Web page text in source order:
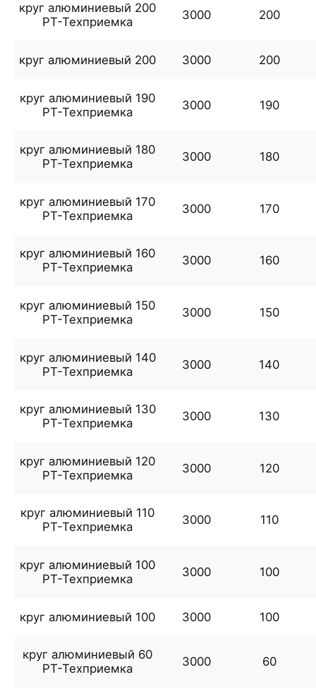
круг алюминиевый 200
РТ-Техприемка
3000 200
круг алюминиевый 200 3000 200
круг алюминиевый 190
РТ-Техприемка
3000 190
круг алюминиевый 180
РТ-Техприемка
3000 180
круг алюминиевый 170
РТ-Техприемка
3000 170
круг алюминиевый 160
РТ-Техприемка
3000 160
круг алюминиевый 150
РТ-Техприемка
3000 150
круг алюминиевый 140
РТ-Техприемка
3000 140
круг алюминиевый 130
РТ-Техприемка
3000 130
круг алюминиевый 120
РТ-Техприемка
3000 120
круг алюминиевый 110
РТ-Техприемка
3000 110
круг алюминиевый 100
РТ-Техприемка
3000 100
круг алюминиевый 100 3000 100
круг алюминиевый 60
РТ-Техприемка
3000 60